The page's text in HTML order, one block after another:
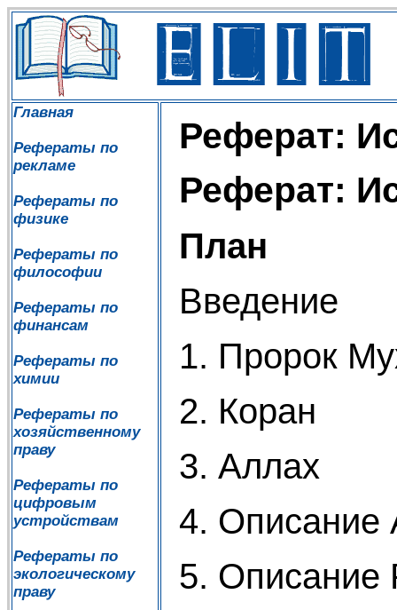
Главная
Рефераты по
рекламе
Рефераты по
физике
Рефераты по
философии
Рефераты по
финансам
Рефераты по
химии
Рефераты по
хозяйственному
праву
Рефераты по
цифровым
устройствам
Рефераты по
экологическому
праву
Реферат:
Реферат:
План
Введение
1. Пророк
2. Коран
3. Аллах
4. Описание
5. Описание